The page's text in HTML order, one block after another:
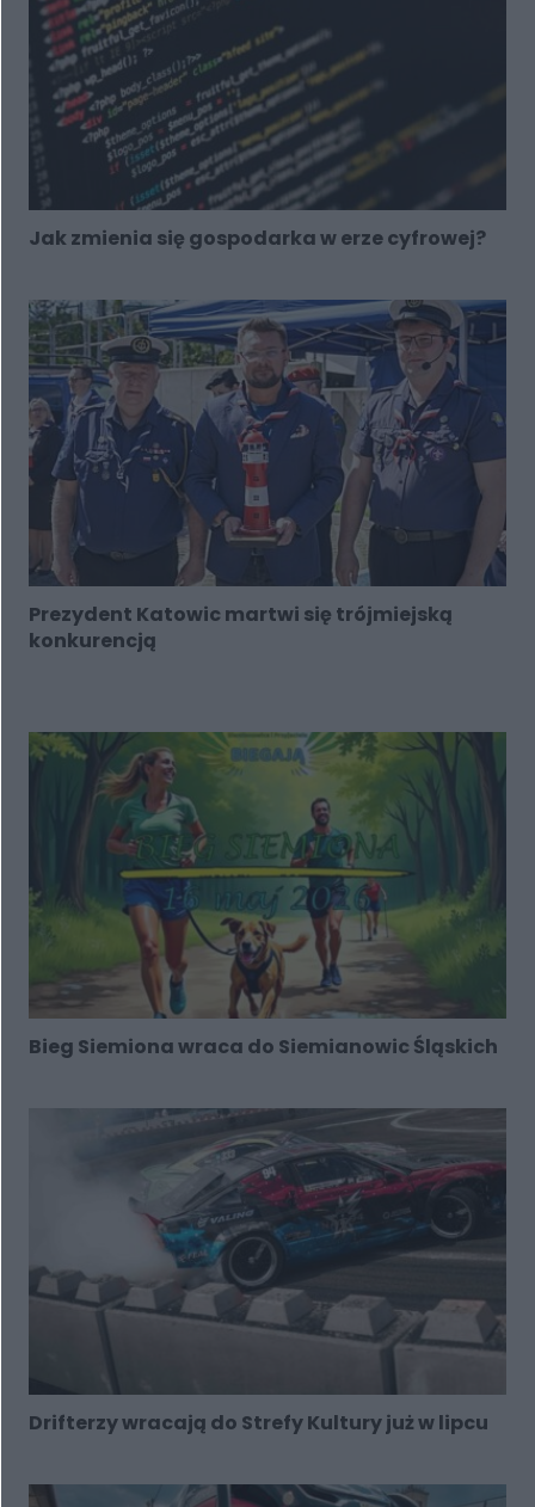
Jak zmienia się gospodarka w erze cyfrowej?
Prezydent Katowic martwi się trójmiejską
konkurencją
Bieg Siemiona wraca do Siemianowic Śląskich
Drifterzy wracają do Strefy Kultury już w lipcu